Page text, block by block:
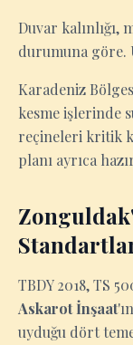
Duvar kalınlığı,
durumuna göre.
Karadeniz
kesme işlerinde
reçineleri kritik
planı ayrıca
TBDY 2018, TS
Askarot İnşaat
uyduğu dört